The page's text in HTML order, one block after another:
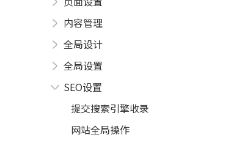
内容管理
全局设计
全局设置
SEO设置
提交搜索引擎收录
网站全局操作